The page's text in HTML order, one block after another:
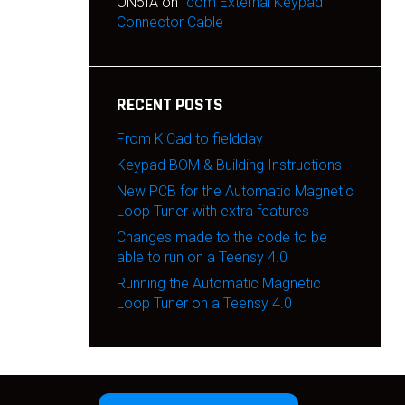
Connector Cable
RECENT POSTS
From KiCad to fieldday
Keypad BOM & Building Instructions
New PCB for the Automatic Magnetic
Loop Tuner with extra features
Changes made to the code to be
able to run on a Teensy 4.0
Running the Automatic Magnetic
Loop Tuner on a Teensy 4.0